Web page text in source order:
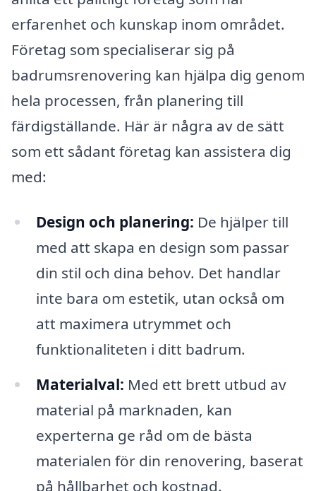
erfarenhet och kunskap inom området.
Företag som specialiserar sig på
badrumsrenovering kan hjälpa dig genom
hela processen, från planering till
färdigställande. Här är några av de sätt
som ett sådant företag kan assistera dig
med:
Design och planering: De hjälper till
med att skapa en design som passar
din stil och dina behov. Det handlar
inte bara om estetik, utan också om
att maximera utrymmet och
funktionaliteten i ditt badrum.
Materialval: Med ett brett utbud av
material på marknaden, kan
experterna ge råd om de bästa
materialen för din renovering, baserat
på hållbarhet och kostnad.